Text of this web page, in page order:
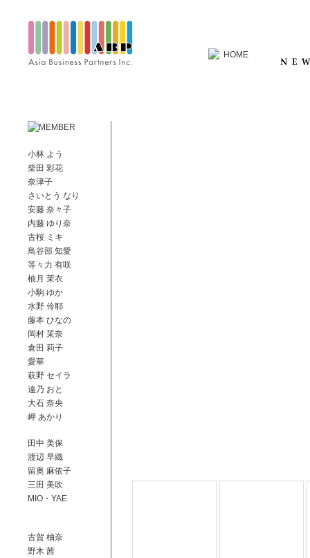
小林 よう
柴田 彩花
奈津子
さいとう なり
安藤 奈々子
内藤 ゆり奈
古桜 ミキ
鳥谷部 知愛
等々力 有咲
柚月 茉衣
小駒 ゆか
水野 伶耶
藤本 ひなの
岡村 茉奈
倉田 莉子
愛華
萩野 セイラ
遠乃 おと
大石 奈央
岬 あかり
田中 美保
渡辺 早織
留奥 麻依子
三田 美吹
MIO・YAE
古賀 柚奈
野木 茜